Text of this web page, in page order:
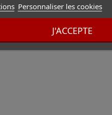
Personnaliser les cookies
J'ACCEPTE